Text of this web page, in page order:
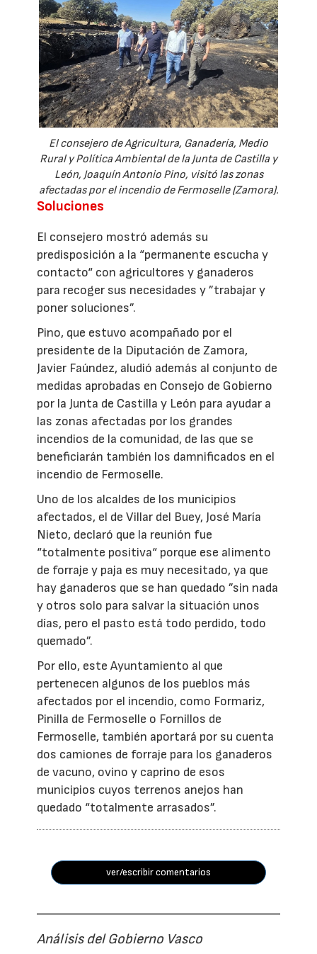
El consejero de Agricultura, Ganadería, Medio
Rural y Política Ambiental de la Junta de Castilla y
León, Joaquín Antonio Pino, visitó las zonas
afectadas por el incendio de Fermoselle (Zamora).
Soluciones
El consejero mostró además su
predisposición a la “permanente escucha y
contacto“ con agricultores y ganaderos
para recoger sus necesidades y ”trabajar y
poner soluciones”.
Pino, que estuvo acompañado por el
presidente de la Diputación de Zamora,
Javier Faúndez, aludió además al conjunto de
medidas aprobadas en Consejo de Gobierno
por la Junta de Castilla y León para ayudar a
las zonas afectadas por los grandes
incendios de la comunidad, de las que se
beneficiarán también los damnificados en el
incendio de Fermoselle.
Uno de los alcaldes de los municipios
afectados, el de Villar del Buey, José María
Nieto, declaró que la reunión fue
“totalmente positiva“ porque ese alimento
de forraje y paja es muy necesitado, ya que
hay ganaderos que se han quedado ”sin nada
y otros solo para salvar la situación unos
días, pero el pasto está todo perdido, todo
quemado”.
Por ello, este Ayuntamiento al que
pertenecen algunos de los pueblos más
afectados por el incendio, como Formariz,
Pinilla de Fermoselle o Fornillos de
Fermoselle, también aportará por su cuenta
dos camiones de forraje para los ganaderos
de vacuno, ovino y caprino de esos
municipios cuyos terrenos anejos han
quedado “totalmente arrasados”.
ver/escribir comentarios
Análisis del Gobierno Vasco